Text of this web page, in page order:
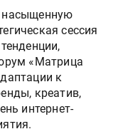
насыщенную
сессия
«Матрица
к
креатив,
интернет-